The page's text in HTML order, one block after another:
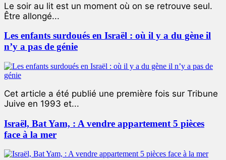
Le soir au lit est un moment où on se retrouve seul.
Être allongé...
Les enfants surdoués en Israël : où il y a du gène il
n’y a pas de génie
Cet article a été publié une première fois sur Tribune
Juive en 1993 et...
Israël, Bat Yam, : A vendre appartement 5 pièces
face à la mer